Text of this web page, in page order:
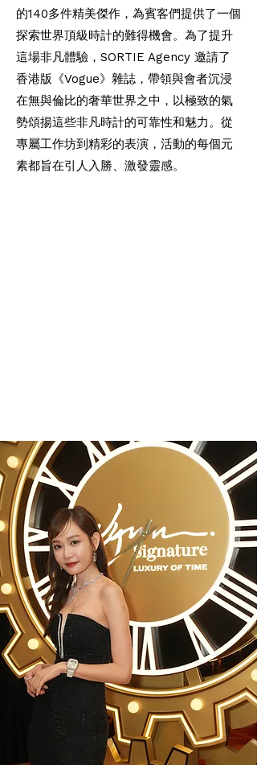
的140多件精美傑作，為賓客們提供了一個
探索世界頂級時計的難得機會。為了提升
這場非凡體驗，SORTIE Agency 邀請了
香港版《Vogue》雜誌，帶領與會者沉浸
在無與倫比的奢華世界之中，以極致的氣
勢頌揚這些非凡時計的可靠性和魅力。從
專屬工作坊到精彩的表演，活動的每個元
素都旨在引人入勝、激發靈感。